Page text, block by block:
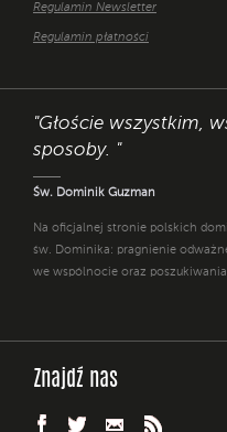
Regulamin Newsletter
Regulamin płatności
"Głoście wszystkim,
sposoby. "
Św. Dominik Guzman
Na oficjalnej stronie polskich
św. Dominika: pragnienie
we wspólnocie oraz
Znajdź nas